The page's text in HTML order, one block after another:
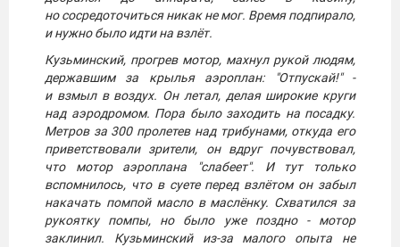
но сосредоточиться никак не мог. Время подпирало,
и нужно было идти на взлёт.
Кузьминский, прогрев мотор, махнул рукой людям,
державшим за крылья аэроплан: "Отпускай!" -
и взмыл в воздух. Он летал, делая широкие круги
над аэродромом. Пора было заходить на посадку.
Метров за 300 пролетев над трибунами, откуда его
приветствовали зрители, он вдруг почувствовал,
что мотор аэроплана "слабеет". И тут только
вспомнилось, что в суете перед взлётом он забыл
накачать помпой масло в маслёнку. Схватился за
рукоятку помпы, но было уже поздно - мотор
заклинил. Кузьминский из-за малого опыта не